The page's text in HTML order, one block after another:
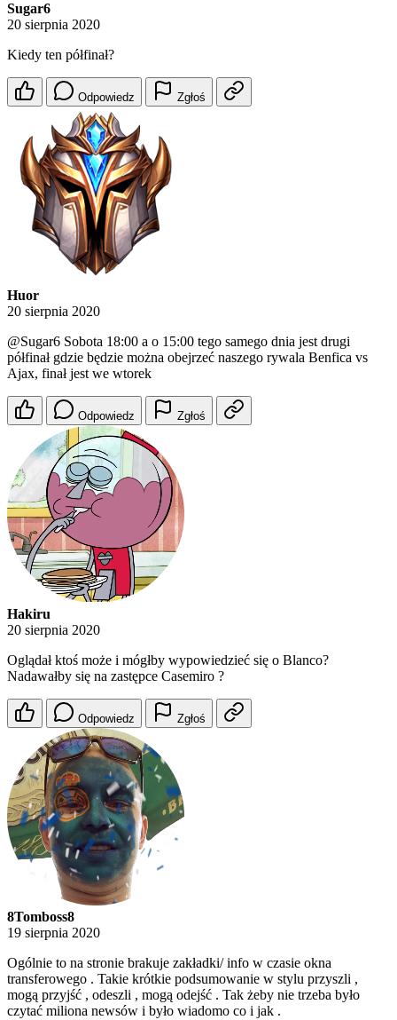
Sugar6
20 sierpnia 2020
Kiedy ten półfinał?
Odpowiedz Zgłoś
Huor
20 sierpnia 2020
@Sugar6 Sobota 18:00 a o 15:00 tego samego dnia jest drugi
półfinał gdzie będzie można obejrzeć naszego rywala Benfica vs
Ajax, finał jest we wtorek
Odpowiedz Zgłoś
Hakiru
20 sierpnia 2020
Oglądał ktoś może i mógłby wypowiedzieć się o Blanco?
Nadawałby się na zastępce Casemiro ?
Odpowiedz Zgłoś
8Tomboss8
19 sierpnia 2020
Ogólnie to na stronie brakuje zakładki/ info w czasie okna
transferowego . Takie krótkie podsumowanie w stylu przyszli ,
mogą przyjść , odeszli , mogą odejść . Tak żeby nie trzeba było
czytać miliona newsów i było wiadomo co i jak .